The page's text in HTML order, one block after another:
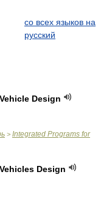
со всех языков на
русский
Design
> Integrated Programs for
Design